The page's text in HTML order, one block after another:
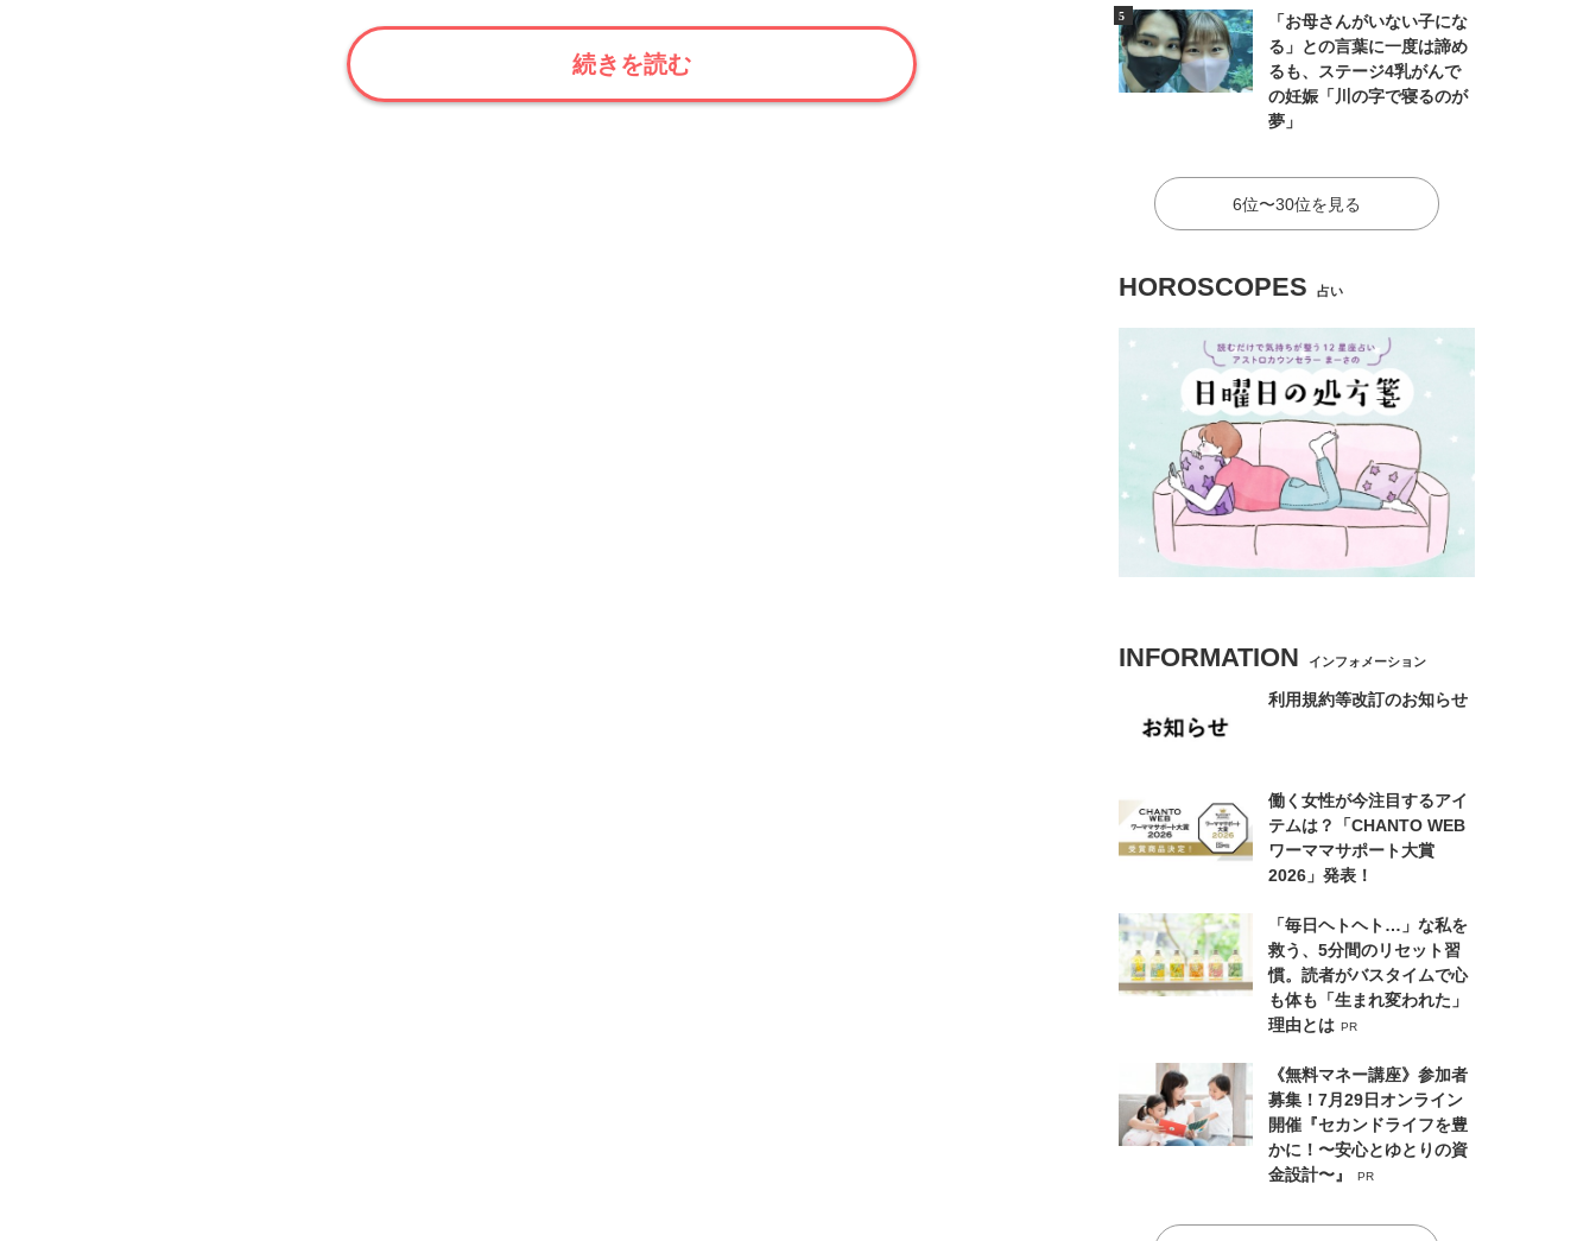
続きを読む
「お母さんがいない子にな
る」との言葉に一度は諦め
るも、ステージ4乳がんで
の妊娠「川の字で寝るのが
夢」
6位〜30位を見る
HOROSCOPES 占い
INFORMATION インフォメーション
利用規約等改訂のお知らせ
働く女性が今注目するアイ
テムは？「CHANTO WEB
ワーママサポート大賞
2026」発表！
「毎日ヘトヘト…」な私を
救う、5分間のリセット習
慣。読者がバスタイムで心
も体も「生まれ変われた」
理由とは PR
《無料マネー講座》参加者
募集！7月29日オンライン
開催『セカンドライフを豊
かに！〜安心とゆとりの資
金設計〜』
PR